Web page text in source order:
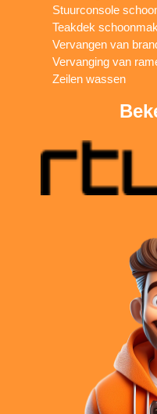
Stuurconsole
Teakdek
Vervangen van
Vervanging van
Zeilen wassen